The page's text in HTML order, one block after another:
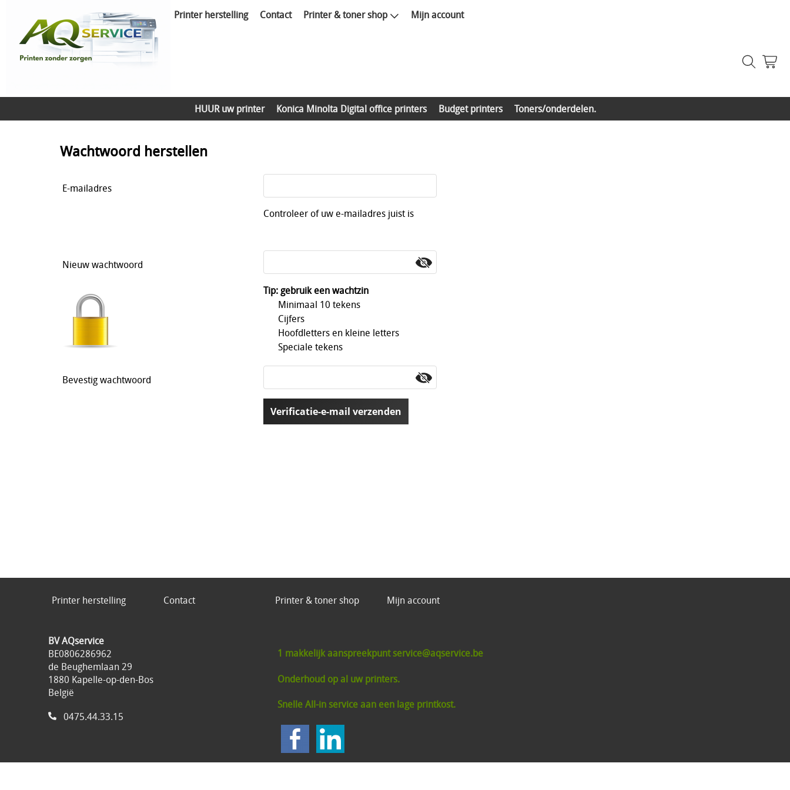
Printer herstelling Contact Printer & toner shop Mijn account
HUUR uw printer Konica Minolta Digital office printers Budget printers Toners/onderdelen.
Wachtwoord herstellen
E-mailadres
Controleer of uw e-mailadres juist is
Nieuw wachtwoord
Tip: gebruik een wachtzin
Minimaal 10 tekens
Cijfers
Hoofdletters en kleine letters
Speciale tekens
Bevestig wachtwoord
Printer herstelling Contact Printer & toner shop Mijn account
BV AQservice
BE0806286962
de Beughemlaan 29
1880 Kapelle-op-den-Bos
België
0475.44.33.15
1 makkelijk aanspreekpunt service@aqservice.be
Onderhoud op al uw printers.
Snelle All-in service aan een lage printkost.